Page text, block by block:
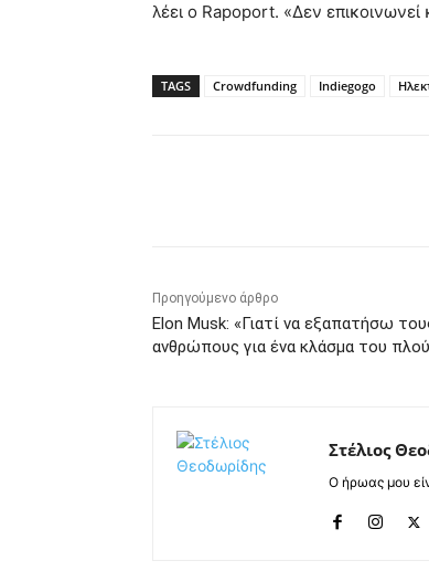
λέει ο Rapoport. «Δεν
TAGS Crowdfunding Indiegogo
Προηγούμενο άρθρο
Elon Musk: «Γιατί να εξαπατήσω
ανθρώπους για ένα κλάσμα του
Στέλιος
Ο ήρωας μου